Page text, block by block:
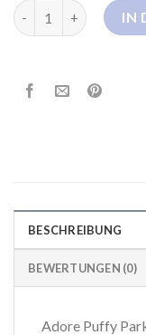
helly hansen IN
BESCHREIBUNG
BEWERTUNGEN (0)
Adore Puffy